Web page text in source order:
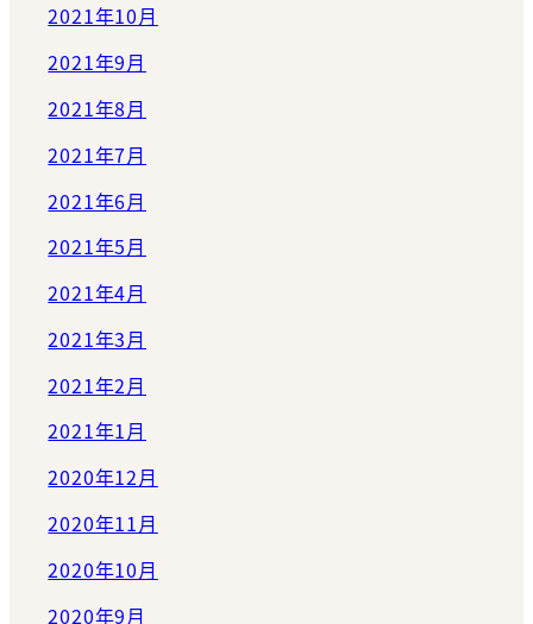
2021年10月
2021年9月
2021年8月
2021年7月
2021年6月
2021年5月
2021年4月
2021年3月
2021年2月
2021年1月
2020年12月
2020年11月
2020年10月
2020年9月